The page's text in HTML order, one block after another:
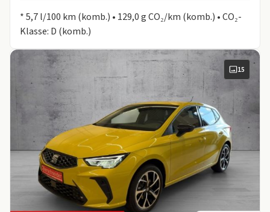
* 5,7 l/100 km (komb.) • 129,0 g CO₂/km (komb.) • CO₂-
Klasse: D (komb.)
15